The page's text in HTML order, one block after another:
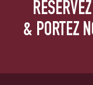
& PORTEZ